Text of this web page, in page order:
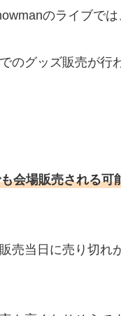
のライブでは
のグッズ販売が行
会場販売される可
売当日に売り切れ